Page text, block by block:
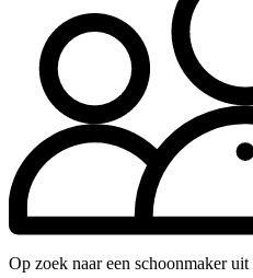
Op zoek naar een schoonmaker